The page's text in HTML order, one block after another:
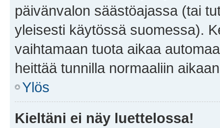
päivänvalon säästöajassa (tai
yleisesti käytössä suomessa).
vaihtamaan tuota aikaa
heittää tunnilla normaaliin
Ylös
Kieltäni ei näy luettelossa!